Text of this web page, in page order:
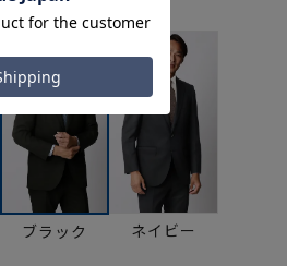
カラー
ブラック ネイビー